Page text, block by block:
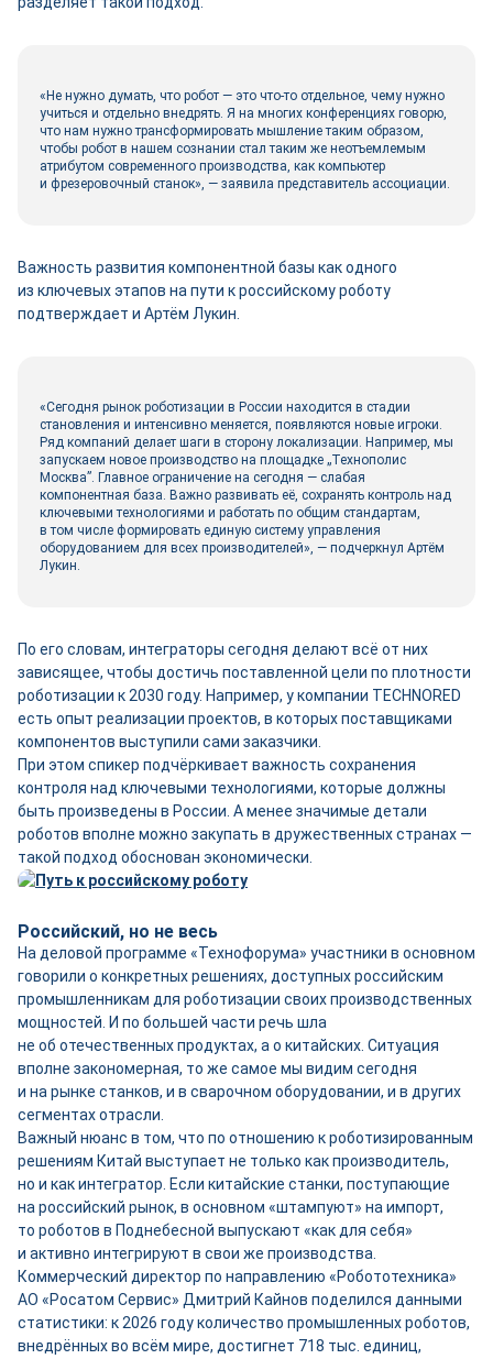
«Не нужно думать, что робот — это что‑то отдельное, чему нужно
учиться и отдельно внедрять. Я на многих конференциях говорю,
что нам нужно трансформировать мышление таким образом,
чтобы робот в нашем сознании стал таким же неотъемлемым
атрибутом современного производства, как компьютер
и фрезеровочный станок», — заявила представитель ассоциации.
Важность развития компонентной базы как одного
из ключевых этапов на пути к российскому роботу
подтверждает и Артём Лукин.
«Сегодня рынок роботизации в России находится в стадии
становления и интенсивно меняется, появляются новые игроки.
Ряд компаний делает шаги в сторону локализации. Например, мы
запускаем новое производство на площадке „Технополис
Москва”. Главное ограничение на сегодня — слабая
компонентная база. Важно развивать её, сохранять контроль над
ключевыми технологиями и работать по общим стандартам,
в том числе формировать единую систему управления
оборудованием для всех производителей», — подчеркнул Артём
Лукин.
По его словам, интеграторы сегодня делают всё от них
зависящее, чтобы достичь поставленной цели по плотности
роботизации к 2030 году. Например, у компании TECHNORED
есть опыт реализации проектов, в которых поставщиками
компонентов выступили сами заказчики.
При этом спикер подчёркивает важность сохранения
контроля над ключевыми технологиями, которые должны
быть произведены в России. А менее значимые детали
роботов вполне можно закупать в дружественных странах —
такой подход обоснован экономически.
Российский, но не весь
На деловой программе «Технофорума» участники в основном
говорили о конкретных решениях, доступных российским
промышленникам для роботизации своих производственных
мощностей. И по большей части речь шла
не об отечественных продуктах, а о китайских. Ситуация
вполне закономерная, то же самое мы видим сегодня
и на рынке станков, и в сварочном оборудовании, и в других
сегментах отрасли.
Важный нюанс в том, что по отношению к роботизированным
решениям Китай выступает не только как производитель,
но и как интегратор. Если китайские станки, поступающие
на российский рынок, в основном «штампуют» на импорт,
то роботов в Поднебесной выпускают «как для себя»
и активно интегрируют в свои же производства.
Коммерческий директор по направлению «Робототехника»
АО «Росатом Сервис» Дмитрий Кайнов поделился данными
статистики: к 2026 году количество промышленных роботов,
внедрённых во всём мире, достигнет 718 тыс. единиц,